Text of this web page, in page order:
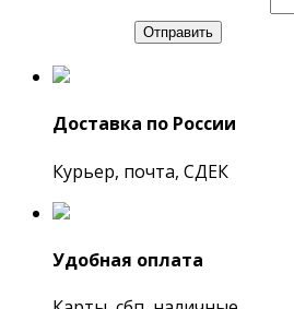
Доставка по России
Курьер, почта, СДЕК
Удобная оплата